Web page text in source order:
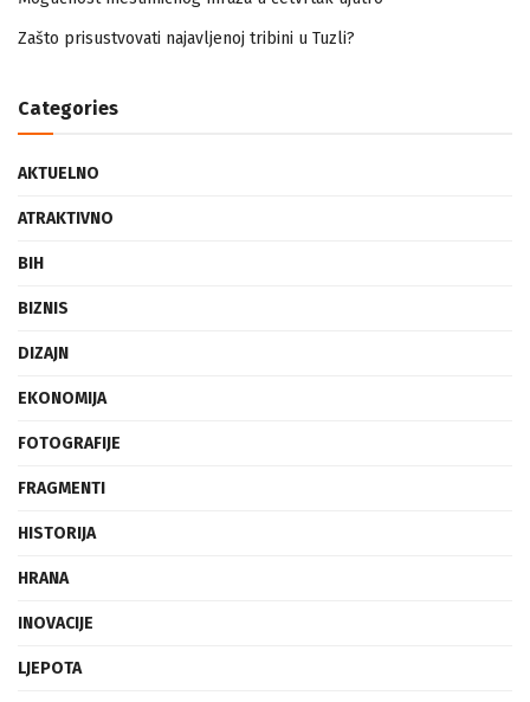
Zašto prisustvovati najavljenoj tribini u Tuzli?
Categories
AKTUELNO
ATRAKTIVNO
BIH
BIZNIS
DIZAJN
EKONOMIJA
FOTOGRAFIJE
FRAGMENTI
HISTORIJA
HRANA
INOVACIJE
LJEPOTA